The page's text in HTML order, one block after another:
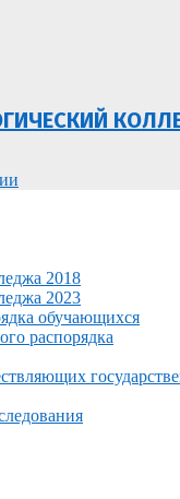
2018
2023
обучающихся
распорядка